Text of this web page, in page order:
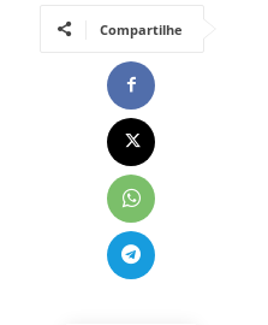
Compartilhe